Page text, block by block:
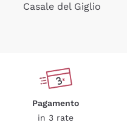
Casale del Giglio
Pagamento
in 3 rate